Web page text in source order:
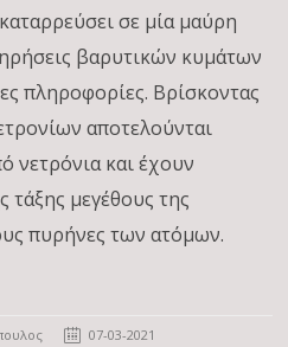
σε μία μαύρη
βαρυτικών κυμάτων
πληροφορίες. Βρίσκοντας
αποτελούνται
νετρόνια και έχουν
τάξης μεγέθους της
πυρήνες των ατόμων.
07-03-2021